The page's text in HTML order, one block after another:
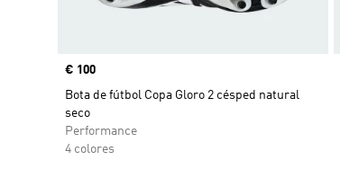
Precio
€ 100
Bota de fútbol Copa Gloro 2 césped natural
seco
Performance
4 colores